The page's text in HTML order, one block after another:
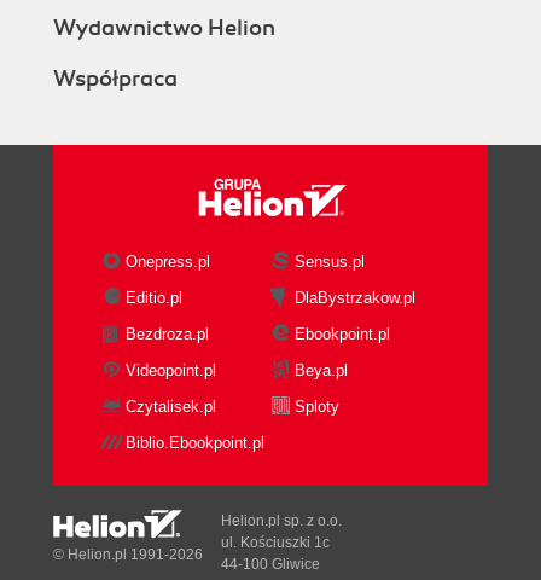
Wydawnictwo Helion
Współpraca
Onepress.pl
Sensus.pl
Editio.pl
DlaBystrzakow.pl
Bezdroza.pl
Ebookpoint.pl
Videopoint.pl
Beya.pl
Czytalisek.pl
Sploty
Biblio.Ebookpoint.pl
© Helion.pl 1991-2026
Helion.pl sp. z o.o.
ul. Kościuszki 1c
44-100 Gliwice